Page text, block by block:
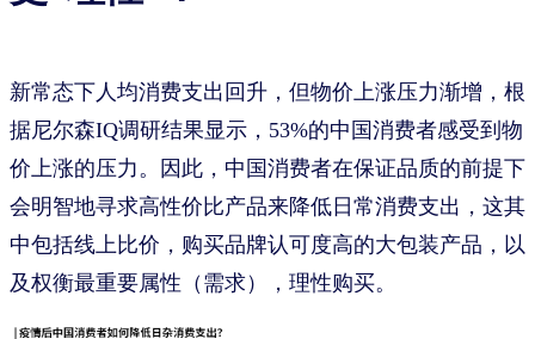
新常态下人均消费支出回升，但物价上涨压力渐增，根
据尼尔森IQ调研结果显示，53%的中国消费者感受到物
价上涨的压力。因此，中国消费者在保证品质的前提下
会明智地寻求高性价比产品来降低日常消费支出，这其
中包括线上比价，购买品牌认可度高的大包装产品，以
及权衡最重要属性（需求），理性购买。